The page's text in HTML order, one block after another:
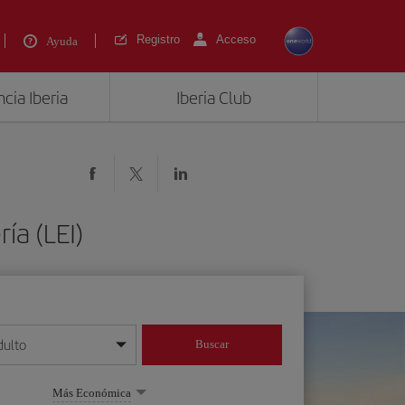
Ayuda Registro Acceso
Iberia Iberia Club
(LEI)
mes/año
Buscar
Más Económica